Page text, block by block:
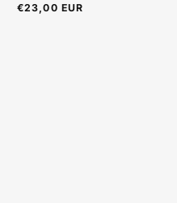
Prezzo
€23,00 EUR